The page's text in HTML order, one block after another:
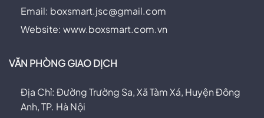
Email: boxsmart.jsc@gmail.com
Website: www.boxsmart.com.vn
VĂN PHÒNG GIAO DỊCH
Địa Chỉ: Đường Trường Sa, Xã Tàm Xá, Huyện Đông
Anh, TP. Hà Nội